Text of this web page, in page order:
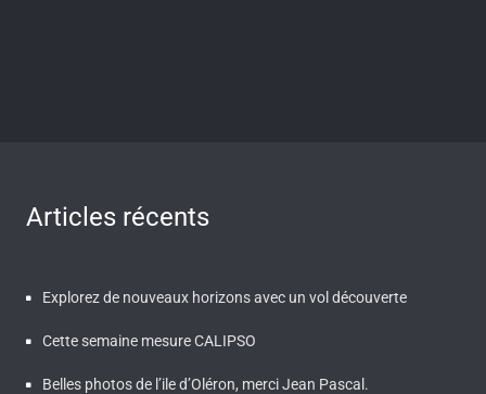
Articles récents
Explorez de nouveaux horizons avec un vol découverte
Cette semaine mesure CALIPSO
Belles photos de l’ile d’Oléron, merci Jean Pascal.